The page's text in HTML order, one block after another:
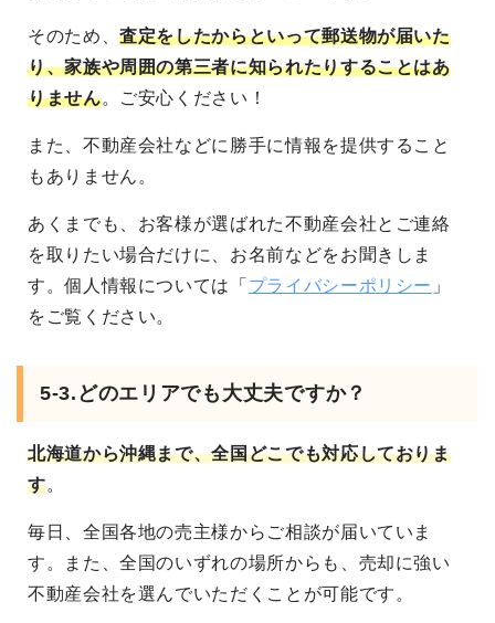
そのため、査定をしたからといって郵送物が届いた
り、家族や周囲の第三者に知られたりすることはあ
りません。ご安心ください！
また、不動産会社などに勝手に情報を提供すること
もありません。
あくまでも、お客様が選ばれた不動産会社とご連絡
を取りたい場合だけに、お名前などをお聞きしま
す。個人情報については「 プライバシーポリシー 」
をご覧ください。
5-3.どのエリアでも大丈夫ですか？
北海道から沖縄まで、全国どこでも対応しておりま
す。
毎日、全国各地の売主様からご相談が届いていま
す。また、全国のいずれの場所からも、売却に強い
不動産会社を選んでいただくことが可能です。